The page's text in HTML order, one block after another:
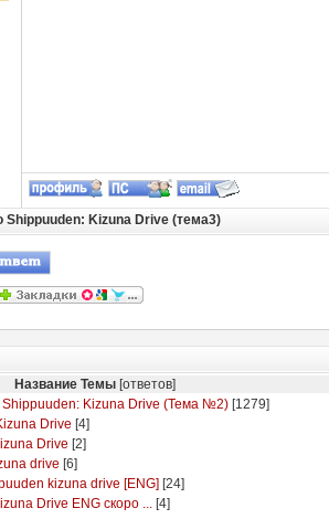
Kizuna Drive (тема3)
Название Темы [ответов]
Kizuna Drive (Тема №2)[1279]
Drive [4]
Drive [2]
drive [6]
kizuna drive [ENG] [24]
Drive ENG скоро ...[4]